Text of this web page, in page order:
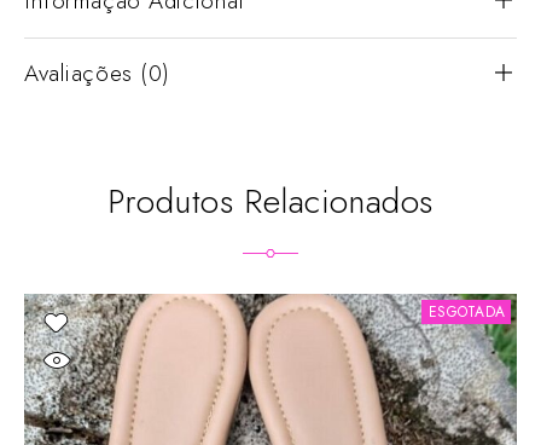
Avaliações (0)
Produtos Relacionados
ESGOTADA